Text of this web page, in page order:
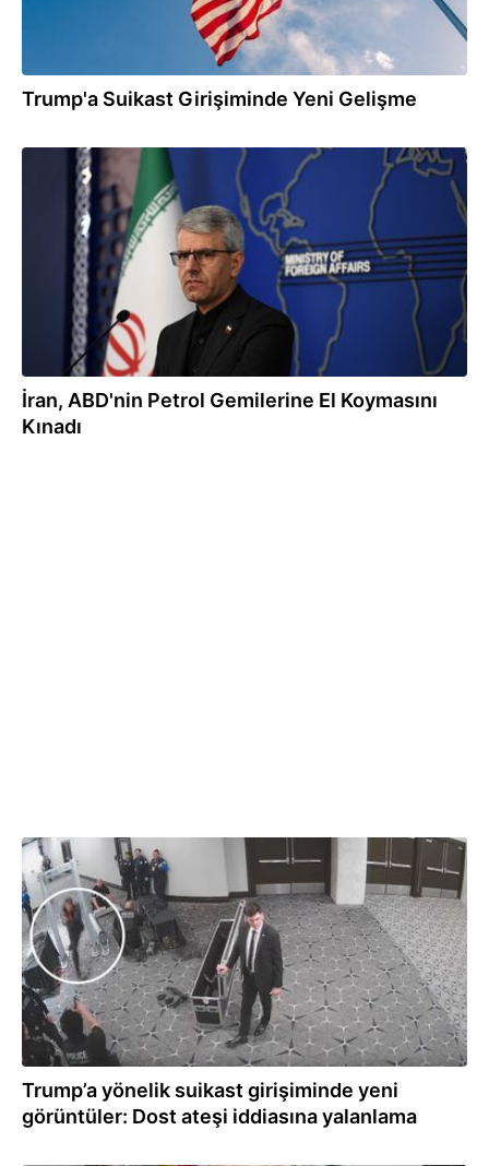
Trump'a Suikast Girişiminde Yeni Gelişme
06.05.2026
İran, ABD'nin Petrol Gemilerine El Koymasını
Kınadı
01.05.2026
Trump’a yönelik suikast girişiminde yeni
görüntüler: Dost ateşi iddiasına yalanlama